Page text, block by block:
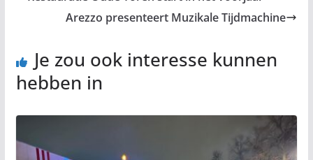
Arezzo presenteert Muzikale Tijdmachine
Je zou ook interesse kunnen
hebben in